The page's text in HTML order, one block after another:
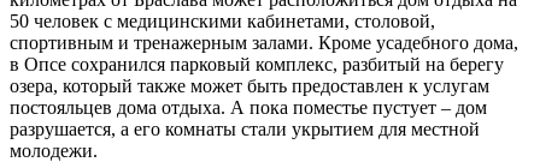
50 человек с медицинскими кабинетами, столовой,
спортивным и тренажерным залами. Кроме усадебного дома,
в Опсе сохранился парковый комплекс, разбитый на берегу
озера, который также может быть предоставлен к услугам
постояльцев дома отдыха. А пока поместье пустует – дом
разрушается, а его комнаты стали укрытием для местной
молодежи.